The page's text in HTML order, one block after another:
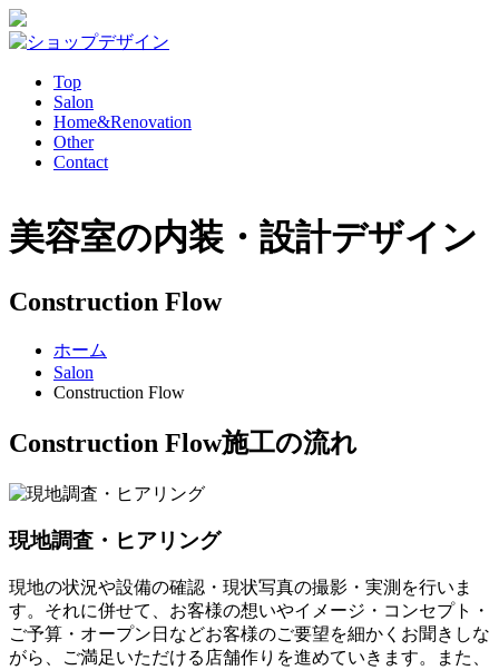
Top
Salon
Home&Renovation
Other
Contact
美容室の内装・設計デザイン
Construction Flow
ホーム
Salon
Construction Flow
Construction Flow施工の流れ
現地調査・ヒアリング
現地の状況や設備の確認・現状写真の撮影・実測を行いま
す。それに併せて、お客様の想いやイメージ・コンセプト・
ご予算・オープン日などお客様のご要望を細かくお聞きしな
がら、ご満足いただける店舗作りを進めていきます。また、